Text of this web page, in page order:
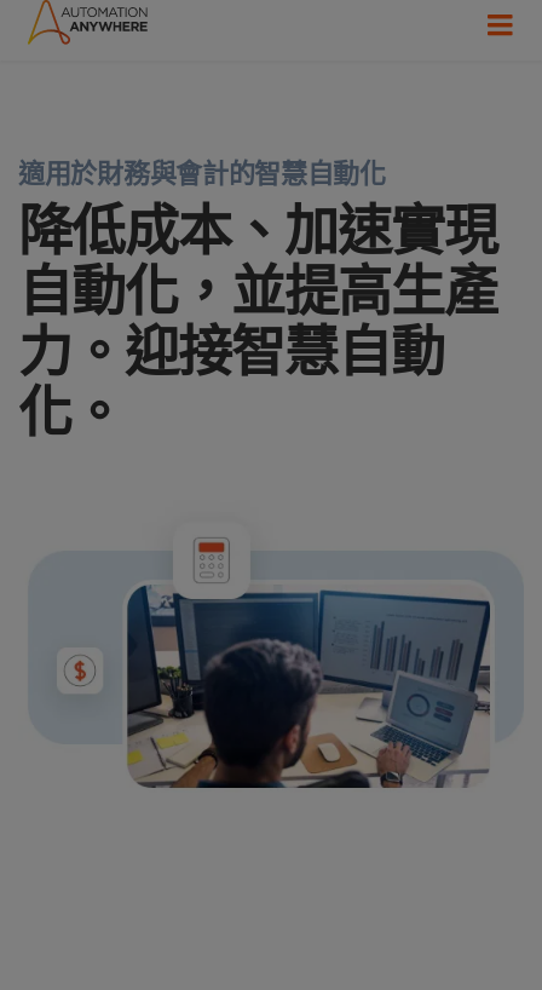
適用於財務與會計的智慧自動化
降低成本、加速實現
自動化，並提高生產
力。迎接智慧自動
化。